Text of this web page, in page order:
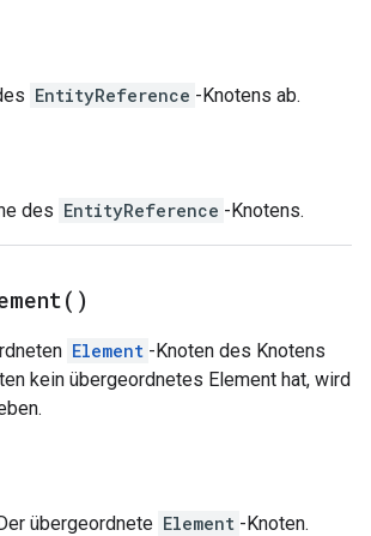
EntityReference -Knotens ab.
des EntityReference -Knotens.
)
Element -Knoten des Knotens
kein übergeordnetes Element hat, wird
übergeordnete Element -Knoten.